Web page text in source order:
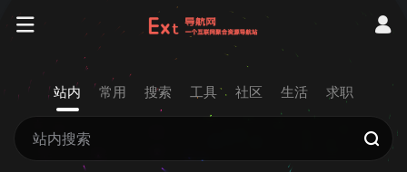
站内 常用 搜索 工具 社区 生活 求职